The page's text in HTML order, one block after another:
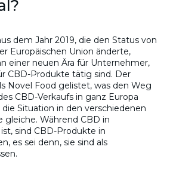
dem Jahr 2019, die den Status von
Europäischen Union änderte,
einer neuen Ära für Unternehmer,
CBD-Produkte tätig sind. Der
Novel Food gelistet, was den Weg
CBD-Verkaufs in ganz Europa
Situation in den verschiedenen
gleiche. Während CBD in
sind CBD-Produkte in
es sei denn, sie sind als